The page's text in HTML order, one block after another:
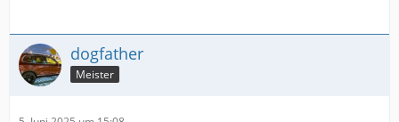
dogfather
Meister